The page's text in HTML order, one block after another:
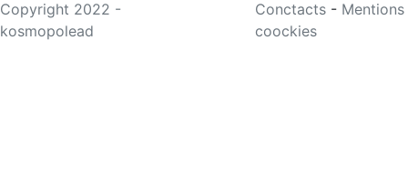
Copyright 2022 -
kosmopolead
Conctacts -
coockies